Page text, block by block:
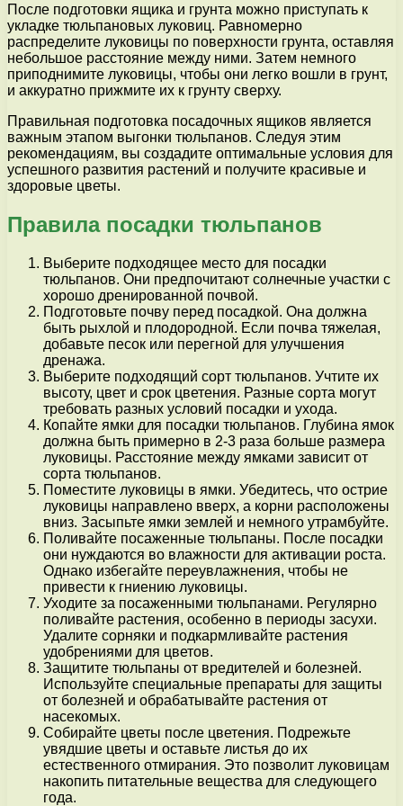
После подготовки ящика и грунта можно приступать к
укладке тюльпановых луковиц. Равномерно
распределите луковицы по поверхности грунта, оставляя
небольшое расстояние между ними. Затем немного
приподнимите луковицы, чтобы они легко вошли в грунт,
и аккуратно прижмите их к грунту сверху.
Правильная подготовка посадочных ящиков является
важным этапом выгонки тюльпанов. Следуя этим
рекомендациям, вы создадите оптимальные условия для
успешного развития растений и получите красивые и
здоровые цветы.
Правила посадки тюльпанов
Выберите подходящее место для посадки
тюльпанов. Они предпочитают солнечные участки с
хорошо дренированной почвой.
Подготовьте почву перед посадкой. Она должна
быть рыхлой и плодородной. Если почва тяжелая,
добавьте песок или перегной для улучшения
дренажа.
Выберите подходящий сорт тюльпанов. Учтите их
высоту, цвет и срок цветения. Разные сорта могут
требовать разных условий посадки и ухода.
Копайте ямки для посадки тюльпанов. Глубина ямок
должна быть примерно в 2-3 раза больше размера
луковицы. Расстояние между ямками зависит от
сорта тюльпанов.
Поместите луковицы в ямки. Убедитесь, что острие
луковицы направлено вверх, а корни расположены
вниз. Засыпьте ямки землей и немного утрамбуйте.
Поливайте посаженные тюльпаны. После посадки
они нуждаются во влажности для активации роста.
Однако избегайте переувлажнения, чтобы не
привести к гниению луковицы.
Уходите за посаженными тюльпанами. Регулярно
поливайте растения, особенно в периоды засухи.
Удалите сорняки и подкармливайте растения
удобрениями для цветов.
Защитите тюльпаны от вредителей и болезней.
Используйте специальные препараты для защиты
от болезней и обрабатывайте растения от
насекомых.
Собирайте цветы после цветения. Подрежьте
увядшие цветы и оставьте листья до их
естественного отмирания. Это позволит луковицам
накопить питательные вещества для следующего
года.